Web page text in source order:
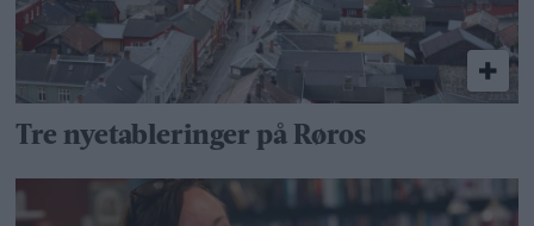
Tre nyetableringer på Røros